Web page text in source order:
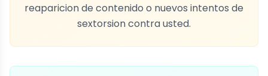
reaparicion de contenido o nuevos intentos de
sextorsion contra usted.